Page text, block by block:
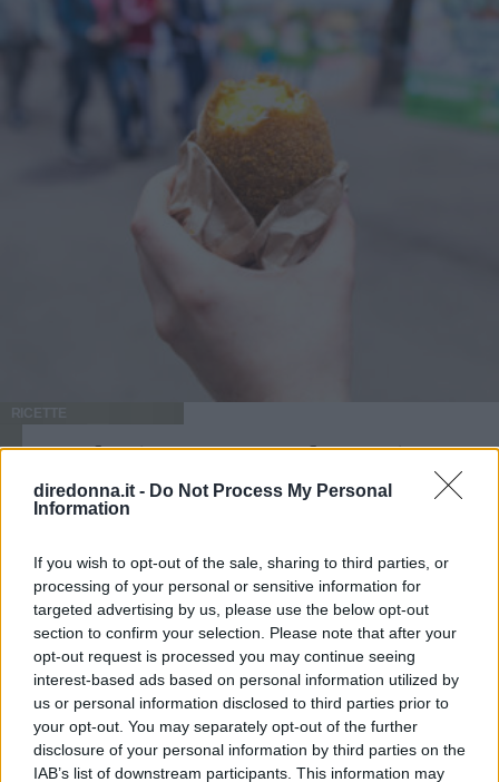
diredonna.it - Do Not Process My Personal
Information
If you wish to opt-out of the sale, sharing to third parties, or
processing of your personal or sensitive information for
targeted advertising by us, please use the below opt-out
section to confirm your selection. Please note that after your
opt-out request is processed you may continue seeing
interest-based ads based on personal information utilized by
us or personal information disclosed to third parties prior to
your opt-out. You may separately opt-out of the further
disclosure of your personal information by third parties on the
IAB’s list of downstream participants. This information may
RICETTE
Quale riso usare per l'arancino
siciliano
arancini di riso, ricetta siciliana ricca di sapore e facilissima
da realizzare
IRENE DE ROSSI